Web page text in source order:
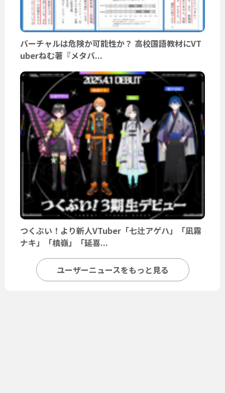
バーチャルは危険か可能性か？ 高校国語教材にVT
uberねむ著『メタバ...
つくぶい！より新人VTuber「七辻アゲハ」「凪霧
ナキ」「槙嶺」「延喜...
ユーザーニュースをもっと見る